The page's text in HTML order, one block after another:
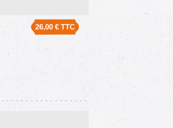
26,00 €TTC